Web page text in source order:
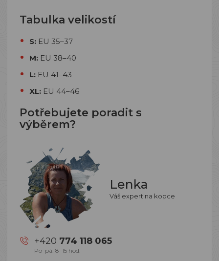
Tabulka velikostí
S: EU 35–37
M: EU 38–40
L: EU 41–43
XL: EU 44–46
Potřebujete poradit s
výběrem?
Lenka
Váš expert na kopce
+420 774 118 065
Po–pá: 8–15 hod.